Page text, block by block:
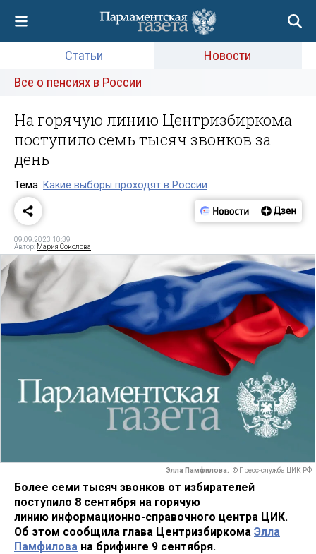
Статьи
Новости
Все о пенсиях в России
На горячую линию Центризбиркома
поступило семь тысяч звонков за
день
Тема: Какие выборы проходят в России
09.09.2023 10:39
Автор: Мария Соколова
Элла Памфилова. © Пресс-служба ЦИК РФ
Более семи тысяч звонков от избирателей
поступило 8 сентября на горячую
линию информационно-справочного центра ЦИК.
Об этом сообщила глава Центризбиркома Элла
Памфилова на брифинге 9 сентября.